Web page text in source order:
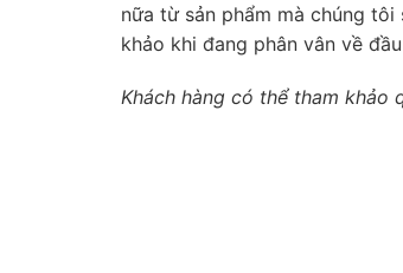
nữa từ sản phẩm mà chúng
khảo khi đang phân vân về
Khách hàng có thể tham khảo